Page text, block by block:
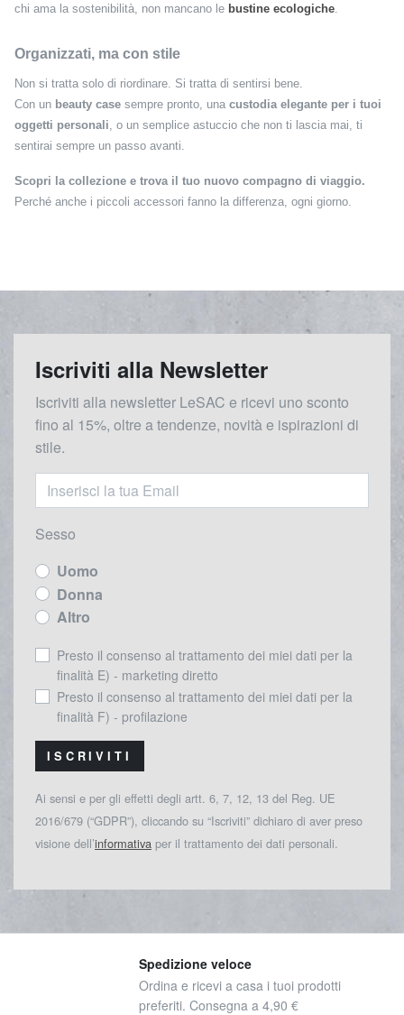
chi ama la sostenibilità, non mancano le bustine ecologiche
Organizzati, ma con stile
Non si tratta solo di riordinare. Si tratta di sentirsi bene.
Con un beauty case sempre pronto, una custodia elegante per i tuoi
oggetti personali , o un semplice astuccio che non ti lascia mai, ti
sentirai sempre un passo avanti.
Scopri la collezione e trova il tuo nuovo compagno di viaggio.
Perché anche i piccoli accessori fanno la differenza, ogni giorno.
Iscriviti alla Newsletter
Iscriviti alla newsletter LeSAC e ricevi uno sconto
fino al 15%, oltre a tendenze, novità e ispirazioni di
stile.
Sesso
Uomo
Donna
Altro
Presto il consenso al trattamento dei miei dati per la
finalità E) - marketing diretto
Presto il consenso al trattamento dei miei dati per la
finalità F) - profilazione
ISCRIVITI
Ai sensi e per gli effetti degli artt. 6, 7, 12, 13 del Reg. UE
2016/679 (“GDPR”), cliccando su “Iscriviti” dichiaro di aver preso
visione dell’informativa per il trattamento dei dati personali.
Spedizione veloce
Ordina e ricevi a casa i tuoi prodotti
preferiti. Consegna a 4,90 €